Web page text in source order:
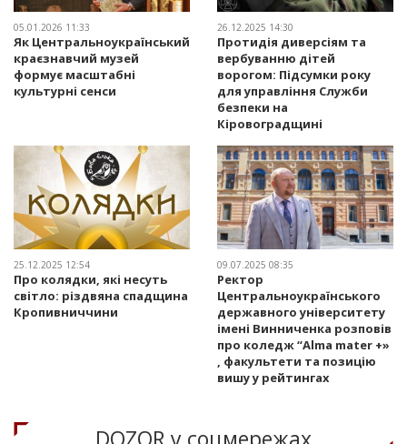
05.01.2026 11:33
Як Центральноукраїнський
краєзнавчий музей
формує масштабні
культурні сенси
26.12.2025 14:30
Протидія диверсіям та
вербуванню дітей
ворогом: Підсумки року
для управління Служби
безпеки на
Кіровоградщині
25.12.2025 12:54
Про колядки, які несуть
світло: різдвяна спадщина
Кропивниччини
09.07.2025 08:35
Ректор
Центральноукраїнського
державного університету
імені Винниченка розповів
про коледж “Alma mater +»
, факультети та позицію
вишу у рейтингах